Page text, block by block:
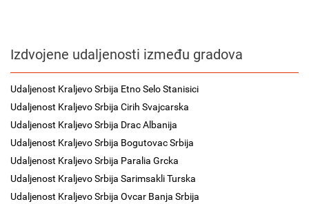
Izdvojene udaljenosti između gradova
Udaljenost Kraljevo Srbija Etno Selo Stanisici
Udaljenost Kraljevo Srbija Cirih Svajcarska
Udaljenost Kraljevo Srbija Drac Albanija
Udaljenost Kraljevo Srbija Bogutovac Srbija
Udaljenost Kraljevo Srbija Paralia Grcka
Udaljenost Kraljevo Srbija Sarimsakli Turska
Udaljenost Kraljevo Srbija Ovcar Banja Srbija